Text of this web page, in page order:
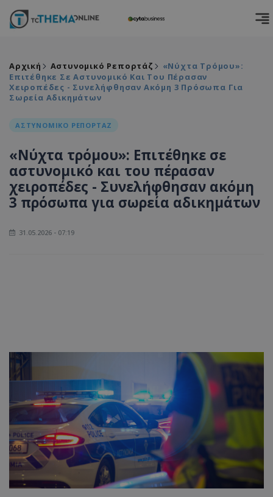
Αρχική Αστυνομικό Ρεπορτάζ
«Νύχτα Τρόμου»:
Επιτέθηκε Σε Αστυνομικό Και Του Πέρασαν
Χειροπέδες - Συνελήφθησαν Ακόμη 3 Πρόσωπα Για
Σωρεία Αδικημάτων
ΑΣΤΥΝΟΜΙΚΟ ΡΕΠΟΡΤΑΖ
«Νύχτα τρόμου»: Επιτέθηκε σε
αστυνομικό και του πέρασαν
χειροπέδες - Συνελήφθησαν ακόμη
3 πρόσωπα για σωρεία αδικημάτων
31.05.2026 - 07:19